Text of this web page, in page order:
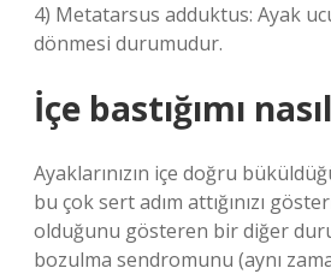
4) Metatarsus adduktus: Ayak
dönmesi durumudur.
İçe bastığımı
Ayaklarınızın içe doğru
bu çok sert adım attığınızı
olduğunu gösteren bir diğer
bozulma sendromunu (aynı